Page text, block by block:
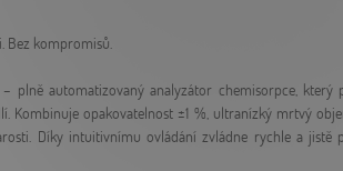
Bez kompromisů.
plně automatizovaný analyzátor chemisorpce,
Kombinuje opakovatelnost ±1 %, ultranízký mrtvý
Díky intuitivnímu ovládání zvládne rychle a